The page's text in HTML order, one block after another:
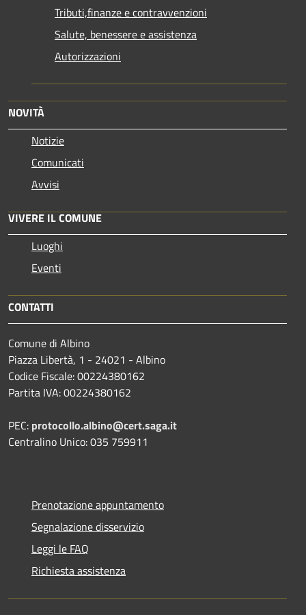
Tributi,finanze e contravvenzioni
Salute, benessere e assistenza
Autorizzazioni
NOVITÀ
Notizie
Comunicati
Avvisi
VIVERE IL COMUNE
Luoghi
Eventi
CONTATTI
Comune di Albino
Piazza Libertà, 1 - 24021 - Albino
Codice Fiscale: 00224380162
Partita IVA: 00224380162
PEC: protocollo.albino@cert.saga.it
Centralino Unico: 035 759911
Prenotazione appuntamento
Segnalazione disservizio
Leggi le FAQ
Richiesta assistenza